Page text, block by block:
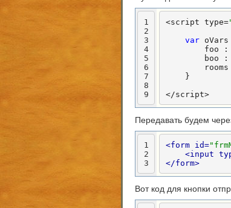
1
2
3
4
5
6
7
8
9
<script type=
var
        foo :
        boo :
rooms
    }
</script>
Передавать будем
1
2
3
<form id=
<input
</form>
Вот код для кнопки